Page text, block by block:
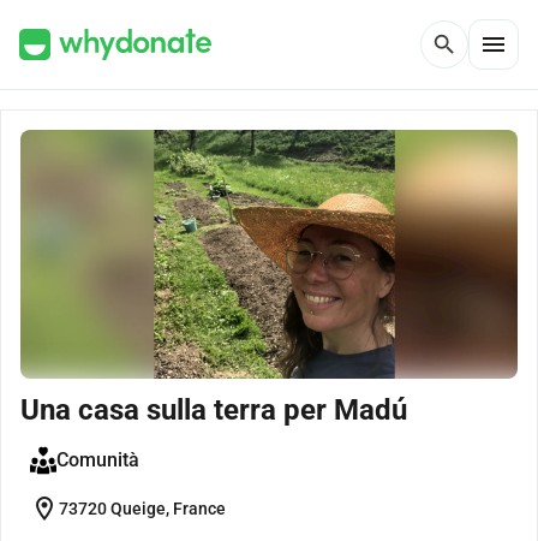
search menu
Una casa sulla terra per Madú
Comunità
location_on 73720 Queige, France